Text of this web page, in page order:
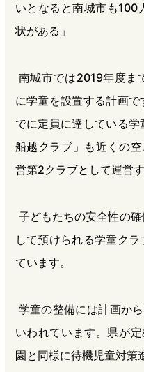
いとなると南城市も100
状がある」
南城市では2019年度ま
に学童を設置する計画
でに定員に達している
船越クラブ」も近くの
営第2クラブとして運営す
子どもたちの安全性の
して預けられる学童ク
ています。
学童の整備には計画か
いわれています。県が
園と同様に待機児童対策